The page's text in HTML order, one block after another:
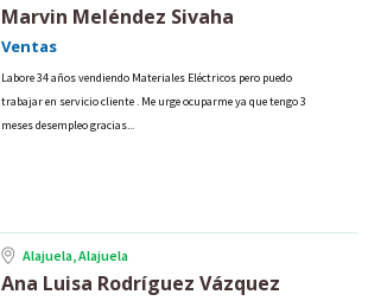
Marvin Meléndez Sivaha
Ventas
Labore 34 años vendiendo Materiales Eléctricos pero puedo
trabajar en servicio cliente . Me urge ocuparme ya que tengo 3
meses desempleo gracias...
Alajuela, Alajuela
Ana Luisa Rodríguez Vázquez